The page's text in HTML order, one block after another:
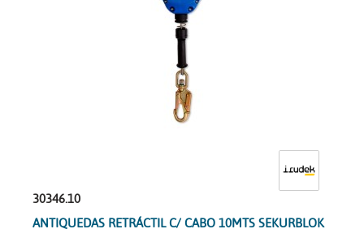
30346.10
ANTIQUEDAS RETRÁCTIL C/ CABO 10MTS SEKURBLOK